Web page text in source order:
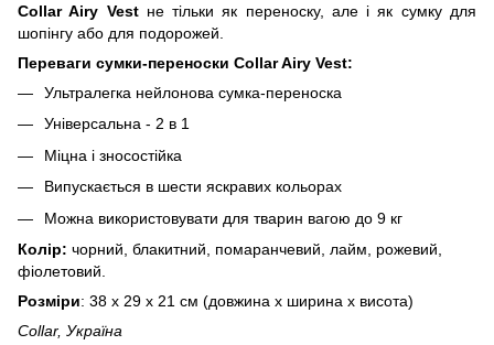
Collar Airy Vestне тільки як переноску, але і як сумку для
шопінгу або для подорожей.
Переваги сумки-переноски Collar Airy Vest:
Ультралегка нейлонова сумка-переноска
Універсальна - 2 в 1
Міцна і зносостійка
Випускається в шести яскравих кольорах
Можна використовувати для тварин вагою до 9 кг
Колір: чорний, блакитний, помаранчевий, лайм, рожевий,
фіолетовий.
Розміри: 38 х 29 х 21 см (довжина х ширина х висота)
Collar, Україна